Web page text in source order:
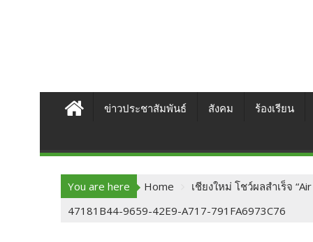
ข่าวประชาสัมพันธ์ สังคม ร้องเรียน
You are here Home
เชียงใหม่ โชว์ผลสำเร็จ
47181B44-9659-42E9-A717-791FA6973C76